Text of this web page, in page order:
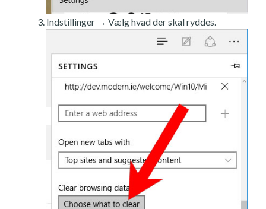
Indstillinger → Vælg hvad der skal ryddes.